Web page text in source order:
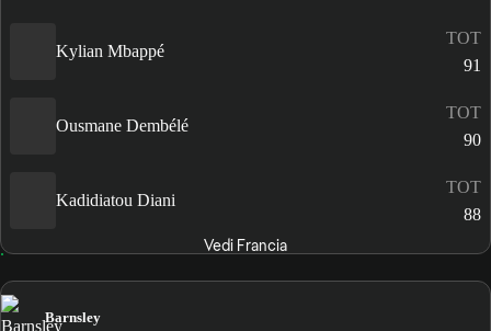
Kylian Mbappé
TOT
91
Ousmane Dembélé
TOT
90
Kadidiatou Diani
TOT
88
Vedi Francia
Barnsley